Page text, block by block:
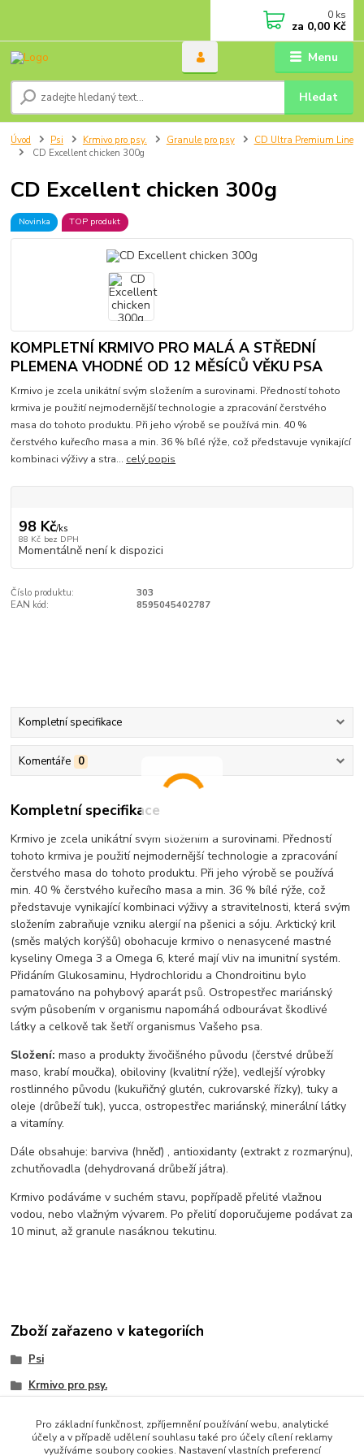
Menu
Hledat
0 ks
za 0,00 Kč
Úvod Psi Krmivo pro psy. Granule pro psy
CD Ultra Premium Line
CD Excellent chicken 300g
CD Excellent chicken 300g
Novinka TOP produkt
KOMPLETNÍ KRMIVO PRO MALÁ A STŘEDNÍ
PLEMENA VHODNÉ OD 12 MĚSÍCŮ VĚKU PSA
Krmivo je zcela unikátní svým složením a surovinami. Předností tohoto
krmiva je použití nejmodernější technologie a zpracování čerstvého
masa do tohoto produktu. Při jeho výrobě se používá min. 40 %
čerstvého kuřecího masa a min. 36 % bílé rýže, což představuje vynikající
kombinaci výživy a stra... celý popis
98 Kč/ks
88 Kč bez DPH
Momentálně není k dispozici
Číslo produktu:
303
EAN kód:
8595045402787
Kompletní specifikace
Komentáře 0
Kompletní specifikace
Krmivo je zcela unikátní svým složením a surovinami. Předností
tohoto krmiva je použití nejmodernější technologie a zpracování
čerstvého masa do tohoto produktu. Při jeho výrobě se používá
min. 40 % čerstvého kuřecího masa a min. 36 % bílé rýže, což
představuje vynikající kombinaci výživy a stravitelnosti, která svým
složením zabraňuje vzniku alergií na pšenici a sóju. Arktický kril
(směs malých korýšů) obohacuje krmivo o nenasycené mastné
kyseliny Omega 3 a Omega 6, které mají vliv na imunitní systém.
Přidáním Glukosaminu, Hydrochloridu a Chondroitinu bylo
pamatováno na pohybový aparát psů. Ostropestřec mariánský
svým působením v organismu napomáhá odbourávat škodlivé
látky a celkově tak šetří organismus Vašeho psa.
Složení: maso a produkty živočišného původu (čerstvé drůbeží
maso, krabí moučka), obiloviny (kvalitní rýže), vedlejší výrobky
rostlinného původu (kukuřičný glutén, cukrovarské řízky), tuky a
oleje (drůbeží tuk), yucca, ostropestřec mariánský, minerální látky
a vitamíny.
Dále obsahuje: barviva (hněď) , antioxidanty (extrakt z rozmarýnu),
zchutňovadla (dehydrovaná drůbeží játra).
Krmivo podáváme v suchém stavu, popřípadě přelité vlažnou
vodou, nebo vlažným vývarem. Po přelití doporučujeme podávat za
10 minut, až granule nasáknou tekutinu.
Zboží zařazeno v kategoriích
Psi
Krmivo pro psy.
CD Ultra Premium Line
Pro základní funkčnost, zpříjemnění používání webu, analytické
účely a v případě udělení souhlasu také pro účely cílení reklamy
využíváme soubory cookies. Nastavení vlastních preferencí